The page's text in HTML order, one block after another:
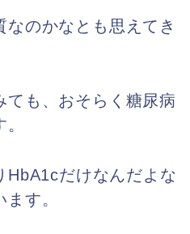
のかなとも思えてき
ても、おそらく糖尿病
HbA1cだけなんだよな
す。